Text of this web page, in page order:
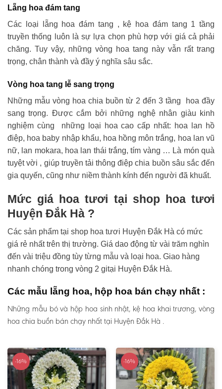
Lẵng hoa đám tang
Các loại lẵng hoa đám tang , kệ hoa đám tang 1 tầng
truyền thống luôn là sự lựa chọn phù hợp với giá cả phải
chăng. Tuy vậy, những vòng hoa tang này vẫn rất trang
trọng, chân thành và đầy ý nghĩa sâu sắc.
Vòng hoa tang lễ sang trọng
Những mẫu vòng hoa chia buồn từ 2 đến 3 tầng hoa đầy
sang trọng. Được cắm bởi những nghệ nhân giàu kinh
nghiệm cùng những loại hoa cao cấp nhất: hoa lan hồ
điệp, hoa baby nhập khẩu, hoa hồng môn trắng, hoa lan vũ
nữ, lan mokara, hoa lan thái trắng, tím vàng … Là món quà
tuyệt vời , giúp truyền tải thông điệp chia buồn sâu sắc đến
gia quyến, cũng như niềm thành kính đến người đã khuất.
Mức giá hoa tươi tại shop hoa tươi
Huyện Đắk Hà ?
Các sản phẩm tại shop hoa tươi Huyện Đắk Hà có mức
giá rẻ nhất trên thị trường. Giá dao động từ vài trăm nghìn
đến vài triệu đồng tùy từng mẫu và loại hoa. Giao hàng
nhanh chóng trong vòng 2 gitại Huyện Đắk Hà.
Các mẫu lẵng hoa, hộp hoa bán chạy nhất :
Những mẫu bó và hộp hoa sinh nhật, kệ hoa khai trương, vòng
hoa chia buồn bán chạy nhất tại Huyện Đắk Hà .
-16% -16%